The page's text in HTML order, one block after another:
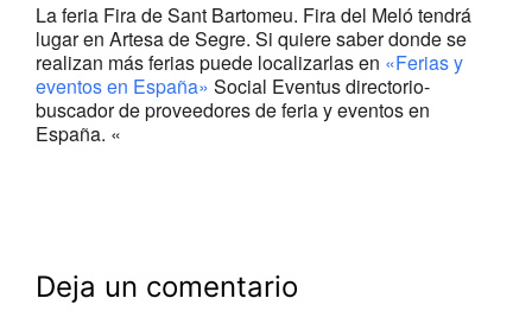
La feria Fira de Sant Bartomeu. Fira del Meló tendrá
lugar en Artesa de Segre. Si quiere saber donde se
realizan más ferias puede localizarlas en «Ferias y
eventos en España» Social Eventus directorio-
buscador de proveedores de feria y eventos en
España. «
Deja un comentario